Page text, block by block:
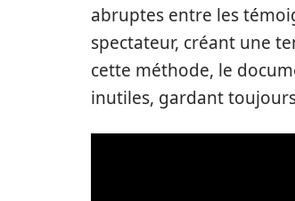
abruptes entre les
spectateur, créant une
cette méthode, le
inutiles, gardant